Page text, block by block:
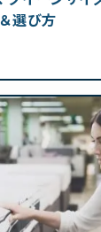
選び方